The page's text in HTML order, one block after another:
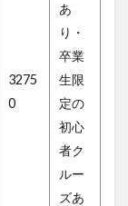
3275
0
あ
り・
卒業
生限
定の
初心
者ク
ルー
ズあ